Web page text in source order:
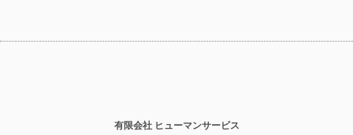
有限会社 ヒューマンサービス